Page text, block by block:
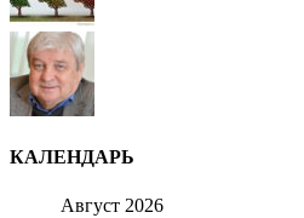
КАЛЕНДАРЬ
Август 2026